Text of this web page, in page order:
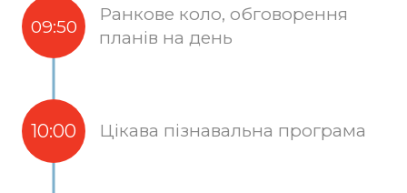
09:50
Ранкове коло, обговорення
планів на день
10:00 Цікава пізнавальна програма